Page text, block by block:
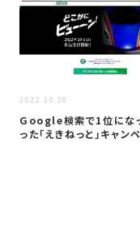
2022.10.20
Google検索で1位にな
った「えきねっと」キャン